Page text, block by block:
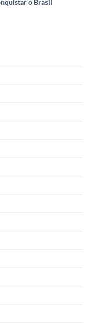
o Brasil